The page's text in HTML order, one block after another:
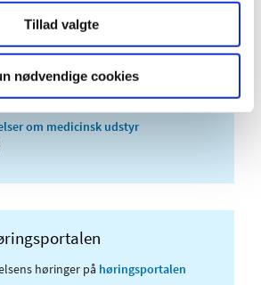
Tillad valgte
nødvendige cookies
af medicin til mennesker og dyr
om medicinsk udstyr
høringer på høringsportalen